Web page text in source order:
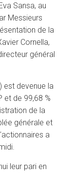
Sansa, au
Messieurs
de la
Cornella,
général
est devenue la
et de 99,68 %
de la
générale et
a
leur pari en